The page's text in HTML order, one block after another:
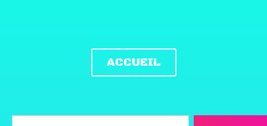
ACCUEIL